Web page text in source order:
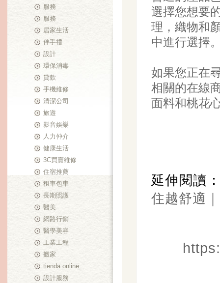
服務
服務
居家生活
伴手禮
設計
環保消毒
貸款
手機維修
清潔公司
旅遊
影音娛樂
人力仲介
健康生活
3C買賣維修
住宿推薦
租車包車
長期照護
醫美
網路行銷
醫學美容
工業工程
搬家
tienda online
設計服務
選擇您想要
理，織物和
中進行選擇
如果您正在
相關的在線
面料和桃花
延伸閱讀
住越舒適